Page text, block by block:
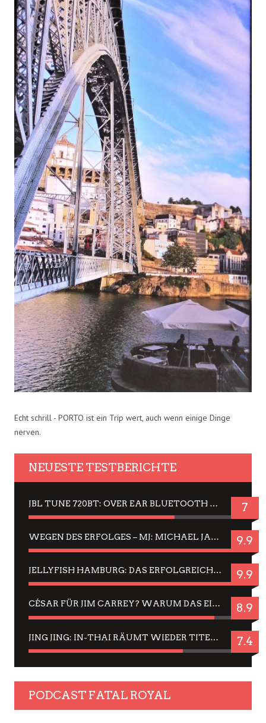
Echt schrill - PORTO ist ein Trip wert, auch wenn einige Dinge
nerven.
NEUESTE TESTBERICHTE
JBL TUNE 720BT: OVER EAR BLUETOOTH KOPFHÖRER UM DIE 50,-€ IM DAUER-TEST 7
WEGEN DES ERFOLGES – MJ: MICHAEL JACKSON MUSICAL IN EINER MATINEE SEHEN 9.9
JELLYFISH HAMBURG: DAS ERFOLGREICHE SOMMER-MENÜ 2025 IN GEFÜHLEN UND BILDERN 9.9
CÉSAR FÜR JIM CARREY? WARUM DAS EINER DER NERVIGSTEN ACTORS IST UND BLEIBT 8.9
JING JING: IN-THAI RÄUMT WIEDER TITEL AB – EIN ZWEI-STUNDEN-ERLEBNISBERICHT 7.4
PODCAST FATAL ROYAL